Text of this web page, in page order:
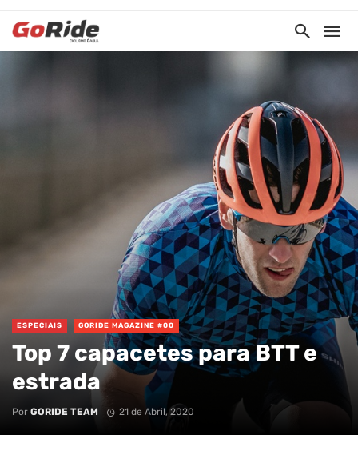
ESPECIAIS GORIDE MAGAZINE #00
Top 7 capacetes para BTT e
estrada
Por GORIDE TEAM 21 de Abril, 2020